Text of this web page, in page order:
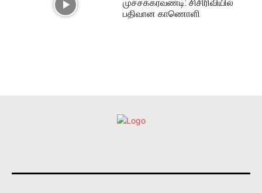
முச்சக்கரவண்டி: சிசிரிவியில்
பதிவான காணொளி